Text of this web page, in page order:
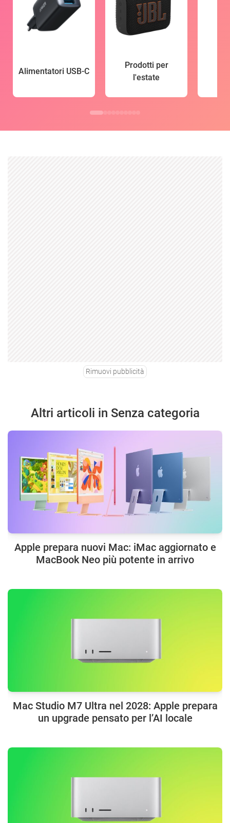
Alimentatori USB-C
Prodotti per
l'estate
Rimuovi pubblicità
Altri articoli in Senza categoria
Apple prepara nuovi Mac: iMac aggiornato e
MacBook Neo più potente in arrivo
Mac Studio M7 Ultra nel 2028: Apple prepara
un upgrade pensato per l’AI locale